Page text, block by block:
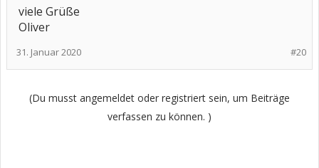
viele Grüße
Oliver
#20
31. Januar 2020
(Du musst angemeldet oder registriert sein, um Beiträge
verfassen zu können. )